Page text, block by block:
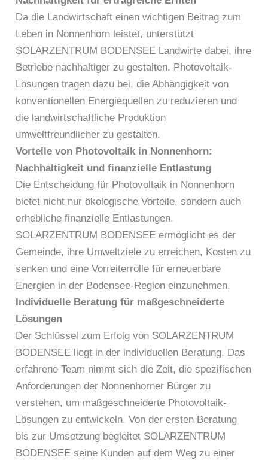
Da die Landwirtschaft einen wichtigen Beitrag zum
Leben in Nonnenhorn leistet, unterstützt
SOLARZENTRUM BODENSEE Landwirte dabei, ihre
Betriebe nachhaltiger zu gestalten. Photovoltaik-
Lösungen tragen dazu bei, die Abhängigkeit von
konventionellen Energiequellen zu reduzieren und
die landwirtschaftliche Produktion
umweltfreundlicher zu gestalten.
Vorteile von Photovoltaik in Nonnenhorn:
Nachhaltigkeit und finanzielle Entlastung
Die Entscheidung für Photovoltaik in Nonnenhorn
bietet nicht nur ökologische Vorteile, sondern auch
erhebliche finanzielle Entlastungen.
SOLARZENTRUM BODENSEE ermöglicht es der
Gemeinde, ihre Umweltziele zu erreichen, Kosten zu
senken und eine Vorreiterrolle für erneuerbare
Energien in der Bodensee-Region einzunehmen.
Individuelle Beratung für maßgeschneiderte
Lösungen
Der Schlüssel zum Erfolg von SOLARZENTRUM
BODENSEE liegt in der individuellen Beratung. Das
erfahrene Team nimmt sich die Zeit, die spezifischen
Anforderungen der Nonnenhorner Bürger zu
verstehen, um maßgeschneiderte Photovoltaik-
Lösungen zu entwickeln. Von der ersten Beratung
bis zur Umsetzung begleitet SOLARZENTRUM
BODENSEE seine Kunden auf dem Weg zu einer